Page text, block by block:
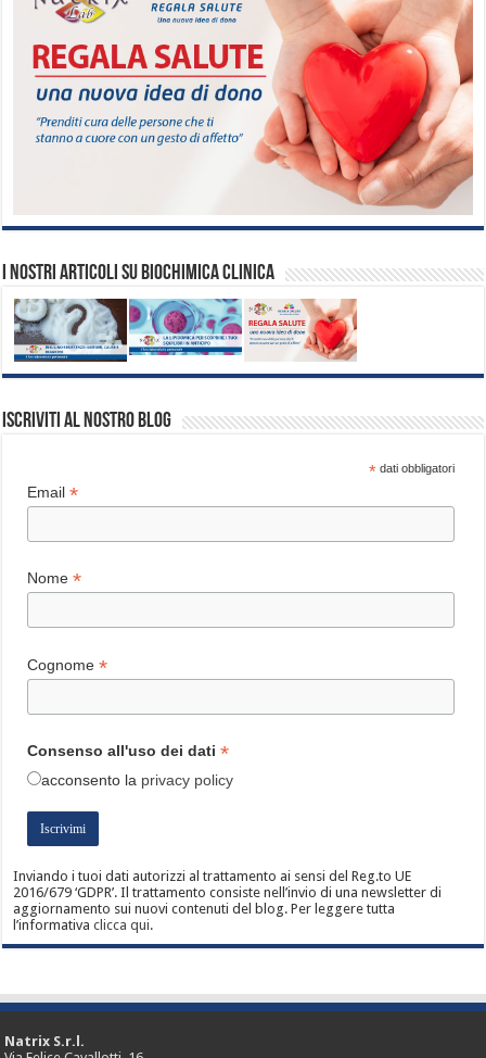
I nostri articoli su biochimica clinica
Iscriviti al nostro blog
* dati obbligatori
Email *
Nome *
Cognome *
Consenso all'uso dei dati *
acconsentola privacy policy
Inviando i tuoi dati autorizzi al trattamento ai sensi del Reg.to UE
2016/679 ‘GDPR’. Il trattamento consiste nell’invio di una newsletter di
aggiornamento sui nuovi contenuti del blog. Per leggere tutta
l’informativaclicca qui.
Natrix S.r.l.